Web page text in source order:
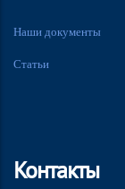
Наши документы
Статьи
Контакты